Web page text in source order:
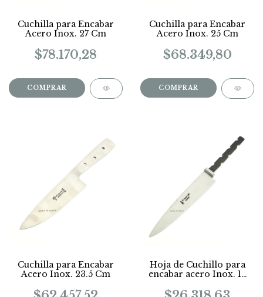
Cuchilla para Encabar
Acero Inox. 27 Cm
$78.170,28
Cuchilla para Encabar
Acero Inox. 25 Cm
$68.349,80
Cuchilla para Encabar
Acero Inox. 23.5 Cm
Hoja de Cuchillo para
encabar acero Inox. 13